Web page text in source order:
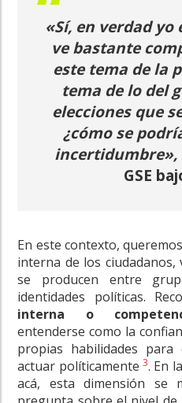
«Sí, en verdad
ve bastante
este tema de la
tema de lo del
elecciones que
¿cómo se
incertidumbre»,
GSE
En este contexto,
interna de los ciudadanos,
se producen entre
identidades políticas.
interna o
entenderse como la
propias habilidades
actuar políticamente3. En
acá, esta dimensión se